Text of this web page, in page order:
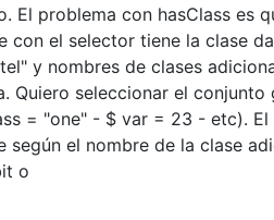
El problema con hasClass es
con el selector tiene la clase
y nombres de clases
Quiero seleccionar el conjunto
= "one" - $ var = 23 - etc). El
el nombre de la clase
o